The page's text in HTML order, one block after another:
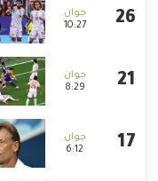
10:27
8:29
6:12